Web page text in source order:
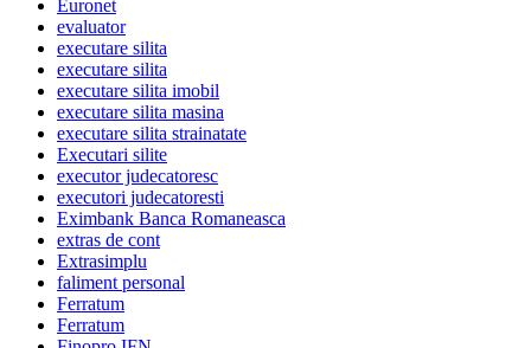
Euronet
evaluator
executare silita
executare silita
executare silita imobil
executare silita masina
executare silita strainatate
Executari silite
executor judecatoresc
executori judecatoresti
Eximbank Banca Romaneasca
extras de cont
Extrasimplu
faliment personal
Ferratum
Ferratum